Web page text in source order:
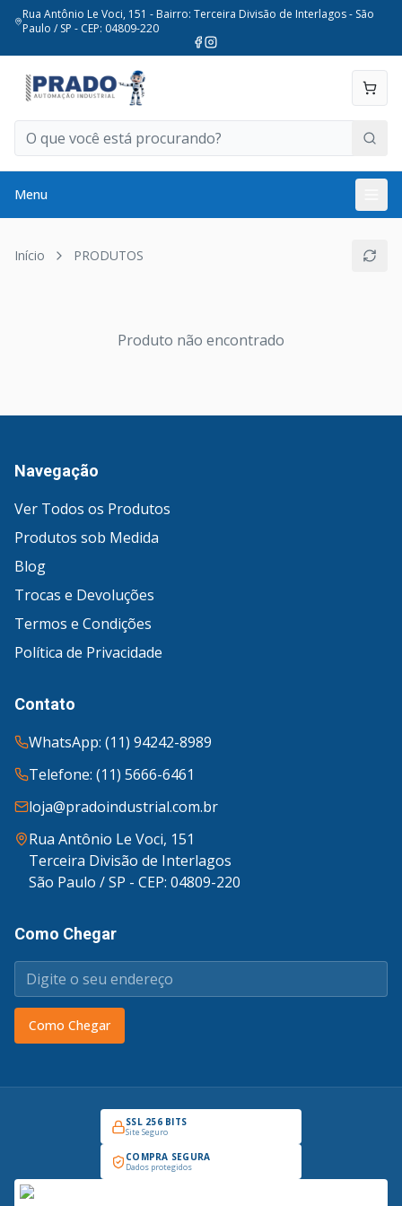
Rua Antônio Le Voci, 151 - Bairro: Terceira Divisão de Interlagos - São
Paulo / SP - CEP: 04809-220
Menu
Início PRODUTOS
Produto não encontrado
Navegação
Ver Todos os Produtos
Produtos sob Medida
Blog
Trocas e Devoluções
Termos e Condições
Política de Privacidade
Contato
WhatsApp: (11) 94242-8989
Telefone: (11) 5666-6461
loja@pradoindustrial.com.br
Rua Antônio Le Voci, 151
Terceira Divisão de Interlagos
São Paulo / SP - CEP: 04809-220
Como Chegar
Como Chegar
SSL 256 BITS
Site Seguro
COMPRA SEGURA
Dados protegidos